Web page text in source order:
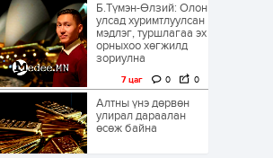
Б.Түмэн-Өлзий: Олон
улсад хуримтлуулсан
мэдлэг, туршлагаа эх
орныхоо хөгжилд
зориулна
7 цаг 0 0
Алтны үнэ дөрвөн
улирал дараалан
өсөж байна